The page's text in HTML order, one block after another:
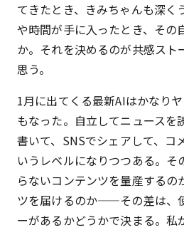
てきたとき、きみちゃんも深く
や時間が手に入ったとき、その
か。それを決めるのが共感スト
思う。
1月に出てくる最新AIはかなり
もなった。自立してニュースを
書いて、SNSでシェアして、コ
いうレベルになりつつある。そ
らないコンテンツを量産するの
ツを届けるのか——その差は、
ーがあるかどうかで決まる。私